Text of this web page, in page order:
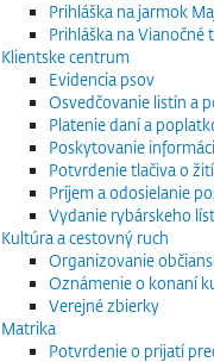
Prihláška na jarmok
Prihláška na Vianočné
Klientske centrum
Evidencia psov
Osvedčovanie listín a
Platenie daní a
Poskytovanie
Potvrdenie tlačiva o
Príjem a odosielanie
Vydanie rybárskeho
Kultúra a cestovný ruch
Organizovanie
Oznámenie o konaní
Verejné zbierky
Matrika
Potvrdenie o prijatí